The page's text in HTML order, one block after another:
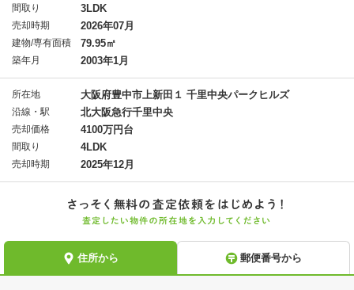
間取り 3LDK
売却時期 2026年07月
建物/専有面積 79.95㎡
築年月 2003年1月
所在地 大阪府豊中市上新田１ 千里中央パークヒルズ
沿線・駅 北大阪急行千里中央
売却価格 4100万円台
間取り 4LDK
売却時期 2025年12月